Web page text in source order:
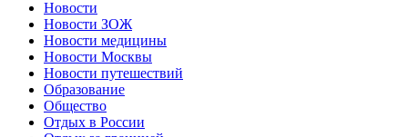
Новости
Новости ЗОЖ
Новости медицины
Новости Москвы
Новости путешествий
Образование
Общество
Отдых в России